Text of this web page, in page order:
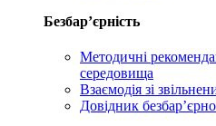
Безбар’єрність
Методичні
середовища
Взаємодія зі
Довідник